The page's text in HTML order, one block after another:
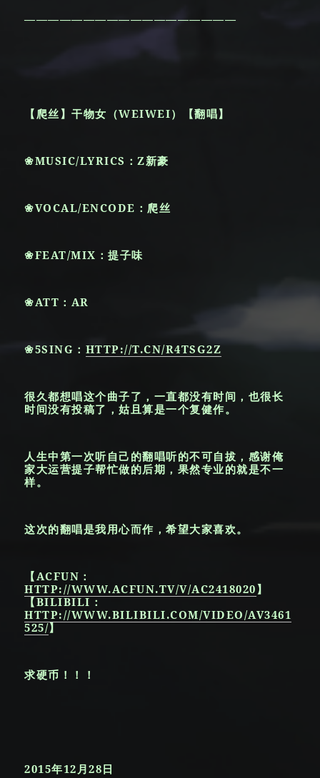
——————————————————
【爬丝】干物女（WEIWEI）【翻唱】
❀MUSIC/LYRICS：Z新豪
❀VOCAL/ENCODE：爬丝
❀FEAT/MIX：提子味
❀ATT：AR
❀5SING： HTTP://T.CN/R4TSG2Z
很久都想唱这个曲子了，一直都没有时间，也很长
时间没有投稿了，姑且算是一个复健作。
人生中第一次听自己的翻唱听的不可自拔，感谢俺
家大运营提子帮忙做的后期，果然专业的就是不一
样。
这次的翻唱是我用心而作，希望大家喜欢。
【ACFUN：
HTTP://WWW.ACFUN.TV/V/AC2418020 】
【BILIBILI：
HTTP://WWW.BILIBILI.COM/VIDEO/AV3461
525/】
求硬币！！！
2015年12月28日